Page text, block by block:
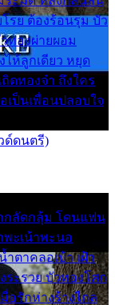
รย ต้องร้อนรุม บัว
ทองผ่ายผอม
ไห้ลูกเดียว หยุด
ดทองจ๋า ถึงใคร
เป็นเพื่อนปลอบใจ
ด์ดนตรี)
กลัดกลุ้ม โดนแฟน
พะเน้าพะนอ
ำตาคลอเบ้า เฝ้า
ะรวย บัวทองโศก
อรักห่างร้างไกล